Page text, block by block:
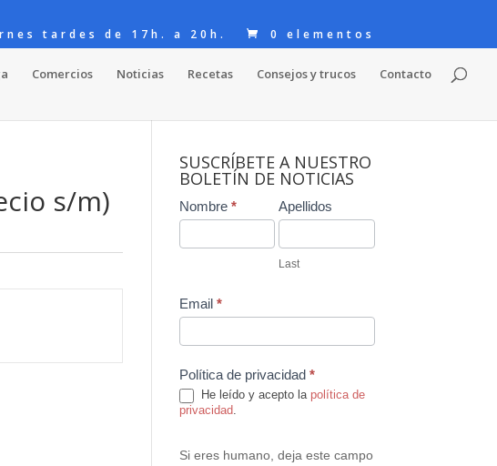
tardes de 17h. a 20h.
0 elementos
Comercios Noticias Recetas Consejos y trucos Contacto
s/m)
SUSCRÍBETE A NUESTRO
BOLETÍN DE NOTICIAS
Contact
Us
Nombre * Apellidos
Last
Email *
Política de privacidad *
He leído y acepto la política de
privacidad.
Si eres humano, deja este campo